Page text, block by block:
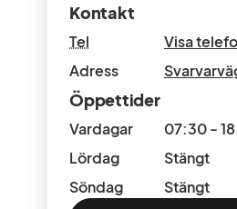
Kontakt
Tel
Visa
Adress
Öppettider
Vardagar
07:30 -
Lördag
Stängt
Söndag
Stängt